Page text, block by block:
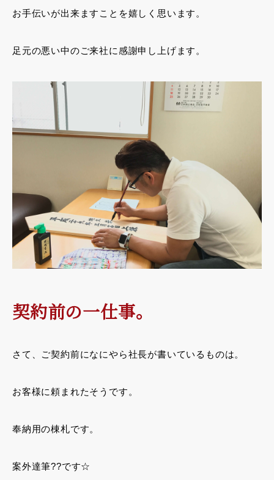
お手伝いが出来ますことを嬉しく思います。
足元の悪い中のご来社に感謝申し上げます。
契約前の一仕事。
さて、ご契約前になにやら社長が書いているものは。
お客様に頼まれたそうです。
奉納用の棟札です。
案外達筆??です☆